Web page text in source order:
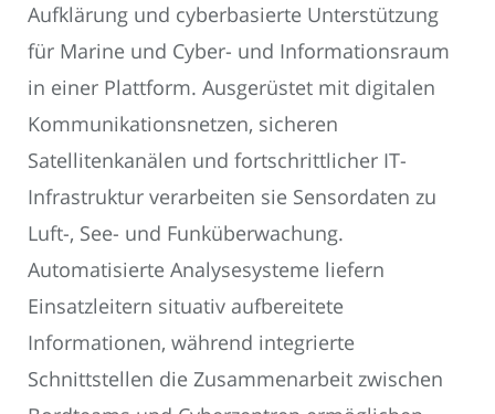
Aufklärung und cyberbasierte Unterstützung
für Marine und Cyber- und Informationsraum
in einer Plattform. Ausgerüstet mit digitalen
Kommunikationsnetzen, sicheren
Satellitenkanälen und fortschrittlicher IT-
Infrastruktur verarbeiten sie Sensordaten zu
Luft-, See- und Funküberwachung.
Automatisierte Analysesysteme liefern
Einsatzleitern situativ aufbereitete
Informationen, während integrierte
Schnittstellen die Zusammenarbeit zwischen